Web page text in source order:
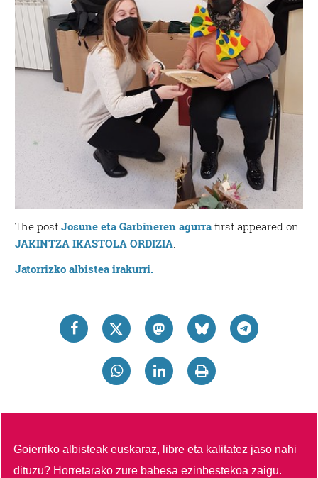
The postJosune eta Garbiñeren agurra first appeared on
JAKINTZA IKASTOLA ORDIZIA
Jatorrizko albistea irakurri.
Goierriko albisteak euskaraz, libre eta kalitatez jaso nahi
dituzu? Horretarako zure babesa ezinbestekoa zaigu.